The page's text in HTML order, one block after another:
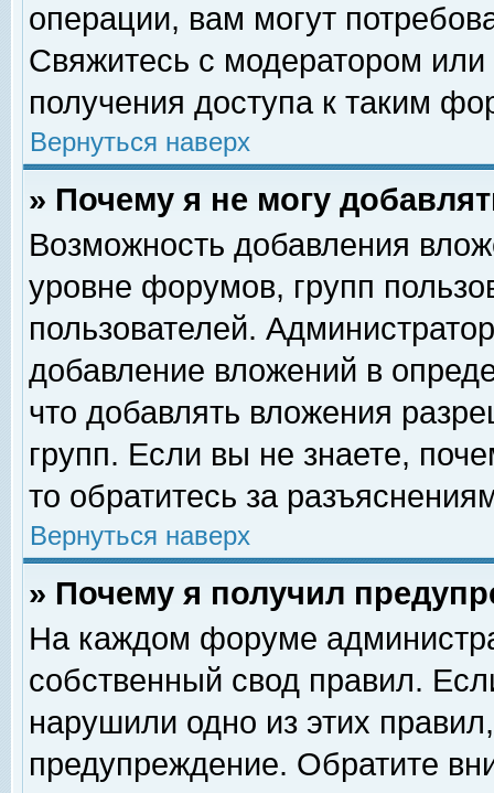
операции, вам могут
Свяжитесь с модератором
получения доступа к таким
Вернуться наверх
» Почему я не могу
Возможность добавления
уровне форумов, групп
пользователей.
добавление вложений в
что добавлять вложения
групп. Если вы не знаете,
то обратитесь за
Вернуться наверх
» Почему я получил
На каждом форуме
собственный свод правил.
нарушили одно из этих
предупреждение. Обратите